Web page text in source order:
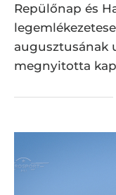
Repülőnap és
augusztusának
megnyitotta